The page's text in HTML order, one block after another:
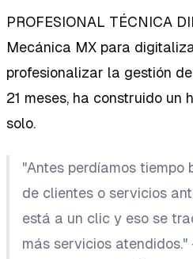
PROFESIONAL TÉCNICA
Mecánica MX para
profesionalizar la gestión
21 meses, ha construido un
solo.
"Antes perdíamos tiempo
de clientes o servicios
está a un clic y eso se
más servicios